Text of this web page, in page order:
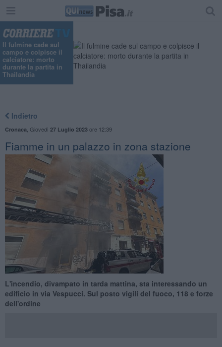
Il fulmine cade sul
campo e colpisce il
calciatore: morto
durante la partita in
Thailandia
Indietro
Cronaca Giovedì 27 Luglio 2023ore 12:39
Fiamme in un palazzo in zona stazione
L'incendio, divampato in tarda mattina, sta interessando un
edificio in via Vespucci. Sul posto vigili del fuoco, 118 e forze
dell'ordine